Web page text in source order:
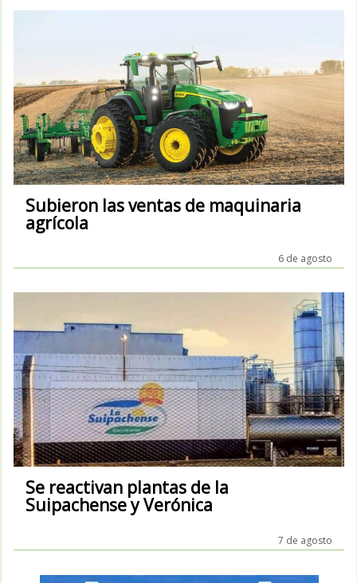
Subieron las ventas de maquinaria
agrícola
6 de agosto
Se reactivan plantas de la
Suipachense y Verónica
7 de agosto